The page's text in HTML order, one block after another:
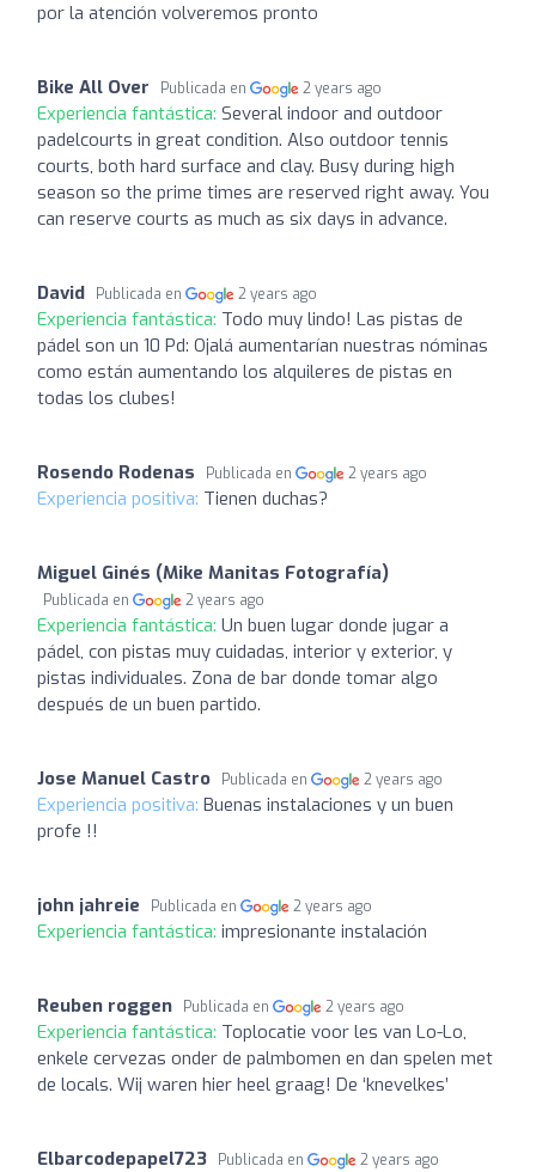
por la atención volveremos pronto
Bike All Over Publicada en 2 years ago
Experiencia fantástica: Several indoor and outdoor
padelcourts in great condition. Also outdoor tennis
courts, both hard surface and clay. Busy during high
season so the prime times are reserved right away. You
can reserve courts as much as six days in advance.
David Publicada en 2 years ago
Experiencia fantástica: Todo muy lindo! Las pistas de
pádel son un 10 Pd: Ojalá aumentarían nuestras nóminas
como están aumentando los alquileres de pistas en
todas los clubes!
Rosendo Rodenas Publicada en 2 years ago
Experiencia positiva: Tienen duchas?
Miguel Ginés (Mike Manitas Fotografía)
Publicada en 2 years ago
Experiencia fantástica: Un buen lugar donde jugar a
pádel, con pistas muy cuidadas, interior y exterior, y
pistas individuales. Zona de bar donde tomar algo
después de un buen partido.
Jose Manuel Castro Publicada en 2 years ago
Experiencia positiva: Buenas instalaciones y un buen
profe !!
john jahreie Publicada en 2 years ago
Experiencia fantástica: impresionante instalación
Reuben roggen Publicada en 2 years ago
Experiencia fantástica: Toplocatie voor les van Lo-Lo,
enkele cervezas onder de palmbomen en dan spelen met
de locals. Wij waren hier heel graag! De ‘knevelkes’
Elbarcodepapel723 Publicada en 2 years ago